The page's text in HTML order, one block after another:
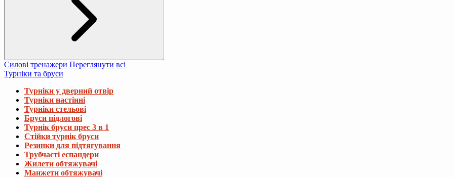
Силові тренажери Переглянути всі
Турніки та бруси
Турніки у дверний отвір
Турніки настінні
Турніки стельові
Бруси підлогові
Турнік бруси прес 3 в 1
Стійки турнік бруси
Резинки для підтягування
Трубчасті еспандери
Жилети обтяжувачі
Манжети обтяжувачі